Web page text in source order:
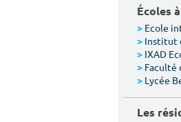
Écoles
> Ecole
> Institut
> IXAD
> Faculté
> Lycée
Les